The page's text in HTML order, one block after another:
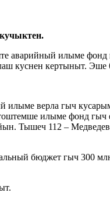
аварийный илыме
куснен кертыныт.
илыме верла гыч
илыме фонд гыч
Тышеч 112 –
бюджет гыч 300